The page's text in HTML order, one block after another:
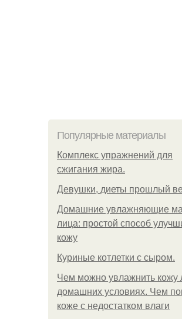
Популярные материалы
Комплекс упражнений для
сжигания жира.
Девушки, диеты прошлый
Домашние увлажняющие
лица: простой способ
кожу
Куриные котлетки с сыром.
Чем можно увлажнить кожу
домашних условиях. Чем
коже с недостатком влаги